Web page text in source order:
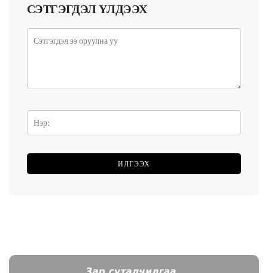
СЭТГЭГДЭЛ ҮЛДЭЭХ